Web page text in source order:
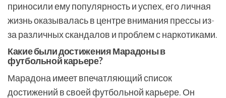
приносили ему популярность и успех, его личная
жизнь оказывалась в центре внимания прессы из-
за различных скандалов и проблем с наркотиками.
Какие были достижения Марадоны в
футбольной карьере?
Марадона имеет впечатляющий список
достижений в своей футбольной карьере. Он